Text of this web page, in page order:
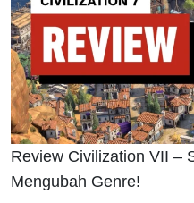
Review Civilization VII –
Mengubah Genre!